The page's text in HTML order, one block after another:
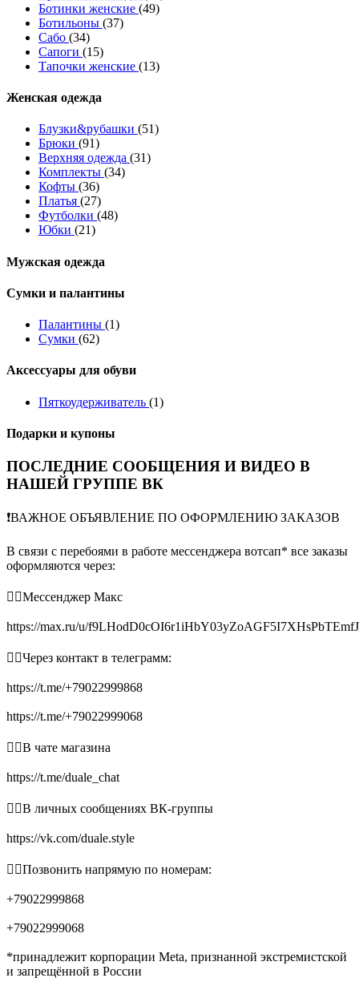
Ботинки женские (49)
Ботильоны (37)
Сабо (34)
Сапоги (15)
Тапочки женские (13)
Женская одежда
Блузки&рубашки (51)
Брюки (91)
Верхняя одежда (31)
Комплекты (34)
Кофты (36)
Платья (27)
Футболки (48)
Юбки (21)
Мужская одежда
Сумки и палантины
Палантины (1)
Сумки (62)
Аксессуары для обуви
Пяткоудерживатель (1)
Подарки и купоны
ПОСЛЕДНИЕ СООБЩЕНИЯ И ВИДЕО В
НАШЕЙ ГРУППЕ ВК
❗️ВАЖНОЕ ОБЪЯВЛЕНИЕ ПО ОФОРМЛЕНИЮ ЗАКАЗОВ
В связи с перебоями в работе мессенджера вотсап* все заказы
оформляются через:
👉🏻Мессенджер Макс
https://max.ru/u/
👉🏻Через контакт в телеграмм:
https://t.me/+79022999868
https://t.me/+79022999068
👉🏻В чате магазина
https://t.me/duale_chat
👉🏻В личных сообщениях ВК-группы
https://vk.com/duale.style
👉🏻Позвонить напрямую по номерам:
+79022999868
+79022999068
*принадлежит корпорации Meta, признанной экстремистской
и запрещённой в России